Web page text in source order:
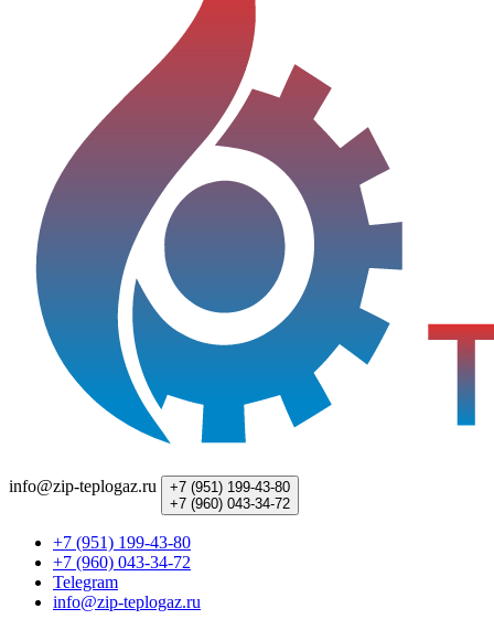
info@zip-teplogaz.ru +7 (951) 199-43-80
+7 (960) 043-34-72
+7 (951) 199-43-80
+7 (960) 043-34-72
Telegram
info@zip-teplogaz.ru